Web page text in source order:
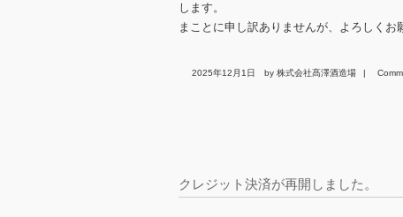
します。
まことに申し訳ありませんが、よろしくお
2025年12月1日 by 株式会社髙澤酒造場
クレジット決済が再開しました。